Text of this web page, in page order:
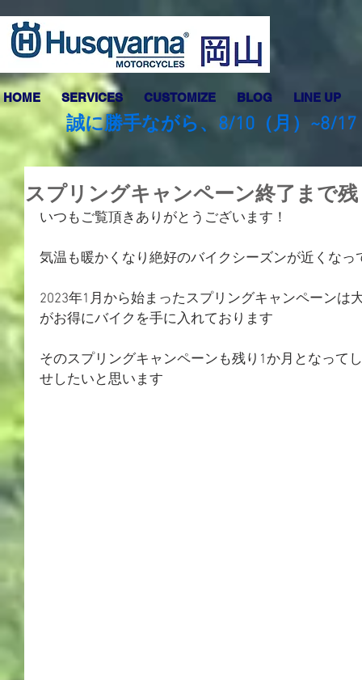
HOME SERVICES CUSTOMIZE BLOG LINE UP
誠に勝手ながら、8/10（月）~8/
スプリングキャンペーン終了まで
いつもご覧頂きありがとうございます！
気温も暖かくなり絶好のバイクシーズンが近くなっ
2023年1月から始まったスプリングキャンペーンは
がお得にバイクを手に入れております
そのスプリングキャンペーンも残り1か月となって
せしたいと思います